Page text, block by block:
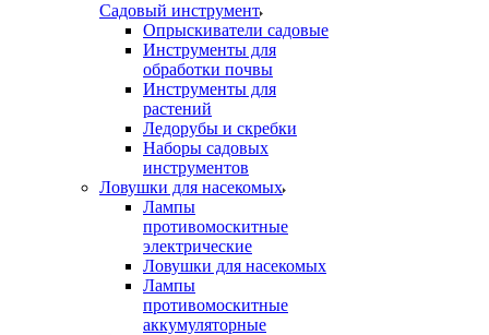
Садовый инструмент
Опрыскиватели садовые
Инструменты для
обработки почвы
Инструменты для
растений
Ледорубы и скребки
Наборы садовых
инструментов
Ловушки для насекомых
Лампы
противомоскитные
электрические
Ловушки для насекомых
Лампы
противомоскитные
аккумуляторные